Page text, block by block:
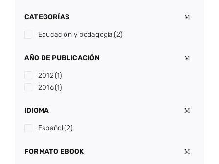
CATEGORÍAS
Educación y pedagogía(2)
AÑO DE PUBLICACIÓN
2012(1)
2016(1)
IDIOMA
Español (2)
FORMATO EBOOK